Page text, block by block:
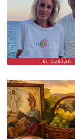
БГ ЗВЕЗДИ